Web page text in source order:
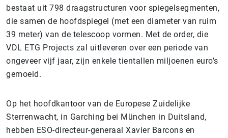
bestaat uit 798 draagstructuren voor spiegelsegmenten,
die samen de hoofdspiegel (met een diameter van ruim
39 meter) van de telescoop vormen. Met de order, die
VDL ETG Projects zal uitleveren over een periode van
ongeveer vijf jaar, zijn enkele tientallen miljoenen euro’s
gemoeid.
Op het hoofdkantoor van de Europese Zuidelijke
Sterrenwacht, in Garching bei München in Duitsland,
hebben ESO-directeur-generaal Xavier Barcons en